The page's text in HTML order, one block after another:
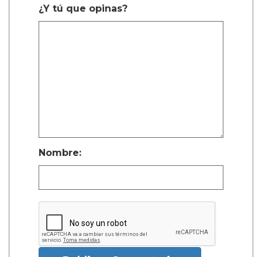
¿Y tú que opinas?
Nombre: